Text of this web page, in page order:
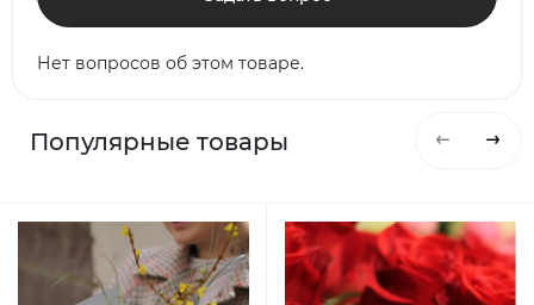
Нет вопросов об этом товаре.
Популярные товары